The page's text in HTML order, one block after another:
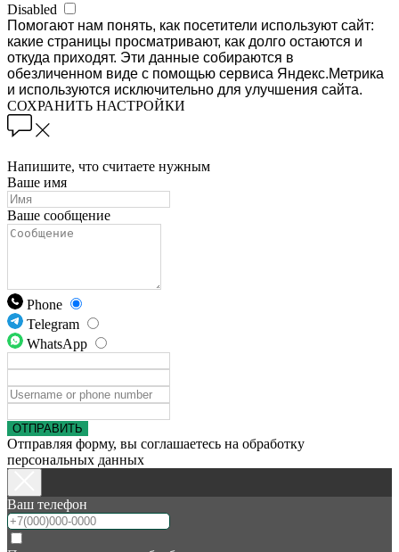
Disabled
Помогают нам понять, как посетители используют сайт:
какие страницы просматривают, как долго остаются и
откуда приходят. Эти данные собираются в
обезличенном виде с помощью сервиса Яндекс.Метрика
и используются исключительно для улучшения сайта.
СОХРАНИТЬ НАСТРОЙКИ
Напишите, что считаете нужным
Ваше имя
Ваше сообщение
Phone
Telegram
WhatsApp
ОТПРАВИТЬ
Отправляя форму, вы соглашаетесь на обработку
персональных данных
Ваш телефон